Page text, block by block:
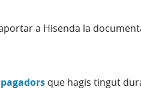
a Hisenda la
que hagis tingut